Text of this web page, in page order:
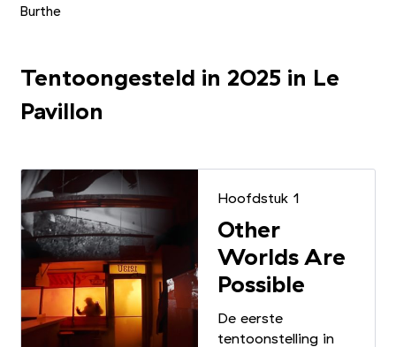
Burthe
Tentoongesteld in 2025 in Le
Pavillon
Hoofdstuk 1
Other
Worlds Are
Possible
De eerste
tentoonstelling in